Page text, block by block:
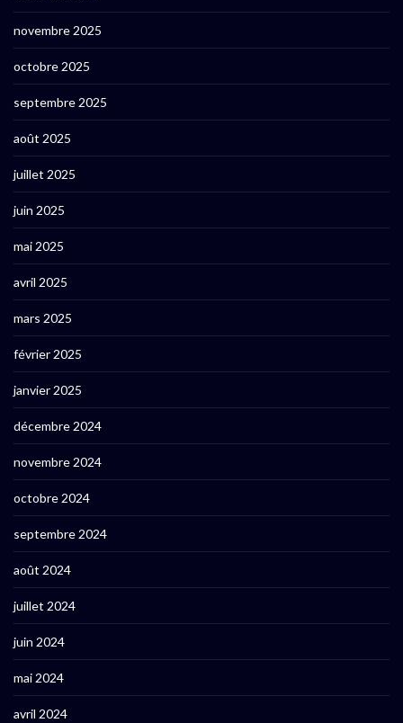
novembre 2025
octobre 2025
septembre 2025
août 2025
juillet 2025
juin 2025
mai 2025
avril 2025
mars 2025
février 2025
janvier 2025
décembre 2024
novembre 2024
octobre 2024
septembre 2024
août 2024
juillet 2024
juin 2024
mai 2024
avril 2024